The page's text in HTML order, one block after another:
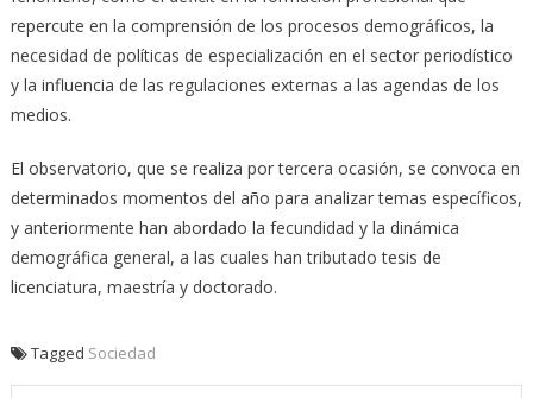
repercute en la comprensión de los procesos demográficos, la
necesidad de políticas de especialización en el sector periodístico
y la influencia de las regulaciones externas a las agendas de los
medios.
El observatorio, que se realiza por tercera ocasión, se convoca en
determinados momentos del año para analizar temas específicos,
y anteriormente han abordado la fecundidad y la dinámica
demográfica general, a las cuales han tributado tesis de
licenciatura, maestría y doctorado.
Tagged Sociedad